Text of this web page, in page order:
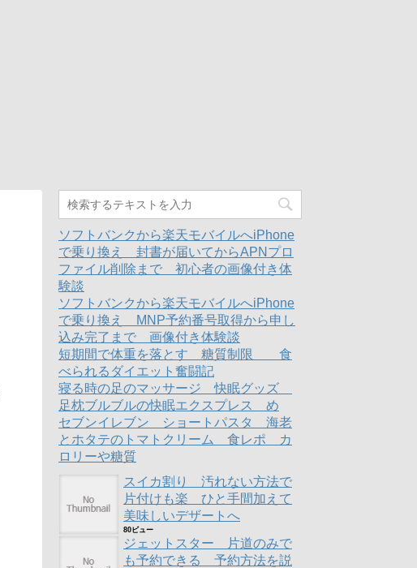
ソフトバンクから楽天モバイルへiPhone
で乗り換え 封書が届いてからAPNプロ
ファイル削除まで 初心者の画像付き体
験談
ソフトバンクから楽天モバイルへiPhone
で乗り換え MNP予約番号取得から申し
込み完了まで 画像付き体験談
短期間で体重を落とす 糖質制限 食
べられるダイエット奮闘記
寝る時の足のマッサージ 快眠グッズ
足枕ブルブルの快眠エクスプレス め
セブンイレブン ショートパスタ 海老
とホタテのトマトクリーム 食レポ カ
ロリーや糖質
スイカ割り 汚れない方法で
片付けも楽 ひと手間加えて
美味しいデザートへ
80ビュー
ジェットスター 片道のみで
も予約できる 予約方法を説